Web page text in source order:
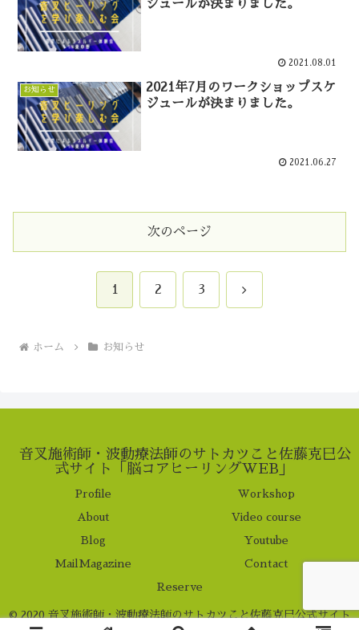
ジュールが決まりました。
2021.08.01
お知らせ
2021年7月のワークショップスケ
ジュールが決まりました。
2021.06.27
次のページ
1 2 3 次
ホーム お知らせ
音叉施術師・波動療法師のサトカツこと佐藤克巳公
式サイト「脳コアヒーリングWEB」
Profile Workshop
About Video course
Blog Youtube
MailMagazine Contact
Reserve
© 2020 音叉施術師・波動療法師のサトカツこと佐藤克巳公式サイト